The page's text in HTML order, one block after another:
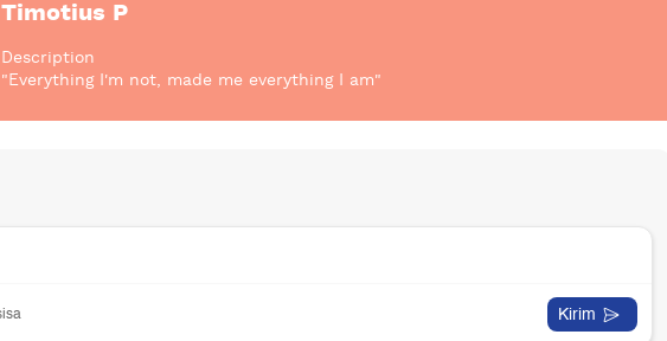
Timotius P
Description
"Everything I'm not, made me everything I am"